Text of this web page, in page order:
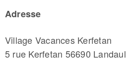
Adresse
Village Vacances Kerfetan
5 rue Kerfetan 56690 Landaul